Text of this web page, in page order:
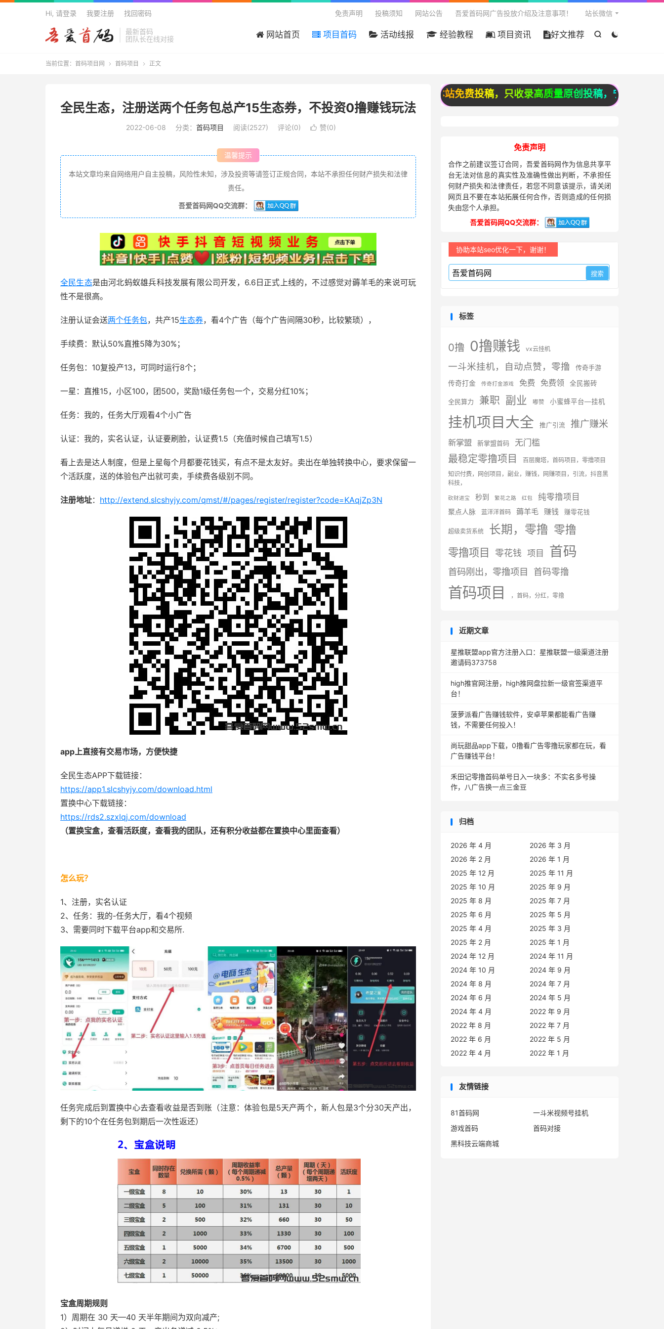
最新首码
团队长在线对接


网站首页 项目首码 活动线报 经验教程 项目资讯 好文推荐
免责声明 投稿须知 网站公告 吾爱首码网广告投放介绍及注意事项！ 站长微信
Hi, 请登录 我要注册 找回密码

当前位置： 首码项目网  首码项目  正文
全民生态，注册送两个任务包总产15生态券，不投资0撸赚钱玩法
2022-06-08 分类： 首码项目 阅读(2527) 评论(0)  赞(0)
温馨提示
本站文章均来自网络用户自主投稿，风险性未知，涉及投资等请签订正规合同，本站不承担任何财产损失和法律
责任。
吾爱首码网QQ交流群：
全民生态是由河北蚂蚁雄兵科技发展有限公司开发，6.6日正式上线的，不过感觉对薅羊毛的来说可玩
性不是很高。
注册认证会送两个任务包，共产15生态券，看4个广告（每个广告间隔30秒，比较繁琐），
手续费：默认50%直推5降为30%；
任务包：10复投产13，可同时运行8个；
一星：直推15，小区100，团500，奖励1级任务包一个，交易分红10%；
任务：我的，任务大厅观看4个小广告
认证：我的，实名认证，认证要刷脸，认证费1.5（充值时候自己填写1.5）
看上去是达人制度，但是上星每个月都要花钱买，有点不是太友好。卖出在单独转换中心，要求保留一
个活跃度，送的体验包产出就可卖，手续费各级别不同。
注册地址： http://extend.slcshyjy.com/qmst/#/pages/register/register?code=KAqjZp3N
app上直接有交易市场，方便快捷
全民生态APP下载链接：
https://app1.slcshyjy.com/download.html
置换中心下载链接：
https://rds2.szxlqj.com/download
（置换宝盒，查看活跃度，查看我的团队，还有积分收益都在置换中心里面查看）
怎么玩？
1、注册，实名认证
2、任务：我的-任务大厅，看4个视频
3、需要同时下载平台app和交易所.
任务完成后到置换中心去查看收益是否到账（注意：体验包是5天产两个，新人包是3个分30天产出，
剩下的10个在任务包到期后一次性返还）
宝盒周期规则
1）周期在 30 天—40 天半年期间为双向减产;
欢迎来到吾爱首码网 - 国内最大的首码项目分享平台，本站免费投稿，只收录高质量原创投稿，宁缺毋滥，谢谢配
免责声明
合作之前建议签订合同，吾爱首码网作为信息共享平
台无法对信息的真实性及准确性做出判断，不承担任
何财产损失和法律责任，若您不同意该提示，请关闭
网页且不要在本站拓展任何合作，否则造成的任何损
失由您个人承担。
吾爱首码网QQ交流群：
协助本站seo优化一下，谢谢！
标签
0撸 0撸赚钱 vx云挂机
一斗米挂机，自动点赞，零撸
传奇手游
传奇打金
传奇打金游戏 免费 免费领 全民搬砖
全民算力 兼职 副业 嘟赞 小蜜蜂平台—挂机
挂机项目大全 推广引流 推广赚米
新掌盟 新掌盟首码 无门槛
最稳定零撸项目
百层魔塔，首码项目，零撸项目
知识付费，网创项目，副业，赚钱，网赚项目，引流，抖音黑
科技，
砍财进宝 秒到 繁花之路 红包 纯零撸项目
聚点人脉 蓝洋洋首码 薅羊毛 赚钱 赚零花钱
超级卖货系统 长期，零撸 零撸
零撸项目 零花钱 项目 首码
首码刚出，零撸项目 首码零撸
首码项目 ，首码，分红，零撸
近期文章
星推联盟app官方注册入口：星推联盟一级渠道注册
邀请码373758
high推官网注册，high推网盘拉新一级官签渠道平
台！
菠萝派看广告赚钱软件，安卓苹果都能看广告赚
钱，不需要任何投入！
尚玩甜品app下载，0撸看广告零撸玩家都在玩，看
广告赚钱平台！
禾田记零撸首码单号日入一块多：不实名多号操
作，八广告换一点三金豆
归档
2026 年 4 月
2026 年 3 月
2026 年 2 月
2026 年 1 月
2025 年 12 月
2025 年 11 月
2025 年 10 月
2025 年 9 月
2025 年 8 月
2025 年 7 月
2025 年 6 月
2025 年 5 月
2025 年 4 月
2025 年 3 月
2025 年 2 月
2025 年 1 月
2024 年 12 月
2024 年 11 月
2024 年 10 月
2024 年 9 月
2024 年 8 月
2024 年 7 月
2024 年 6 月
2024 年 5 月
2024 年 4 月
2022 年 9 月
2022 年 8 月
2022 年 7 月
2022 年 6 月
2022 年 5 月
2022 年 4 月
2022 年 1 月
友情链接
81首码网
一斗米视频号挂机
游戏首码
首码对接
黑科技云端商城